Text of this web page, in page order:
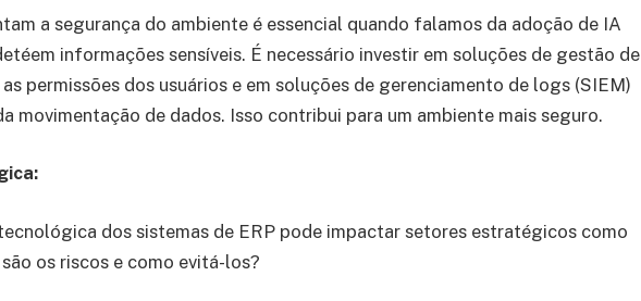
a segurança do ambiente é essencial quando falamos da adoção de IA
informações sensíveis. É necessário investir em soluções de gestão de
permissões dos usuários e em soluções de gerenciamento de logs (SIEM)
movimentação de dados. Isso contribui para um ambiente mais seguro.
dos sistemas de ERP pode impactar setores estratégicos como
os riscos e como evitá-los?